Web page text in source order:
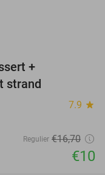
+
strand
7.9 star
Regulier €16,70
€10